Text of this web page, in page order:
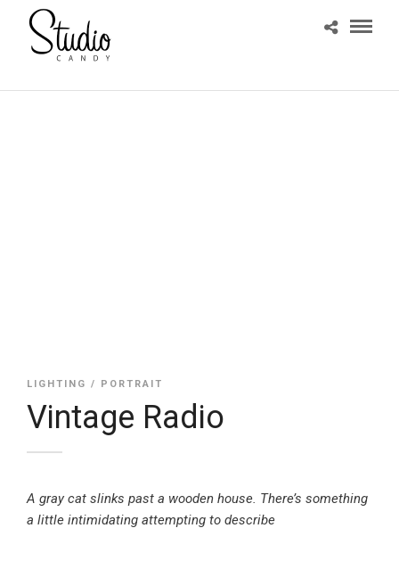
LIGHTING / PORTRAIT
Vintage Radio
A gray cat slinks past a wooden house. There’s something
a little intimidating attempting to describe